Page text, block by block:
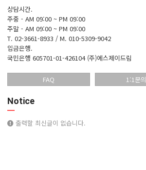
상담시간.
주중 - AM 09:00 ~ PM 09:00
주말 - AM 09:00 ~ PM 09:00
T. 02-3661-8933 / M. 010-5309-9042
입금은행.
국민은행 605701-01-426104 (주)에스제이드림
FAQ 1:1문의
Notice
출력할 최신글이 없습니다.